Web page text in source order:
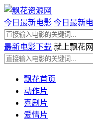
今日最新电影 今日最新
最新电影下载 就上飘花
飘花首页
动作片
喜剧片
爱情片